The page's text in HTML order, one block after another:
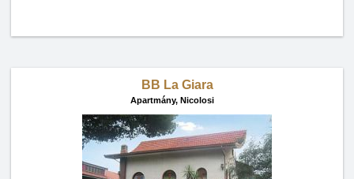
BB La Giara
Apartmány, Nicolosi